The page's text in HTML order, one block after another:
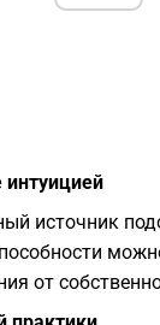
источник
от